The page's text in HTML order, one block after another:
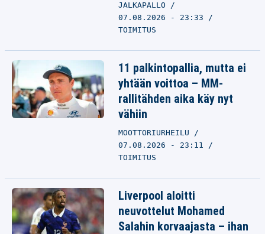
JALKAPALLO
07.08.2026 - 23:33
TOIMITUS
11 palkintopallia, mutta ei
yhtään voittoa – MM-
rallitähden aika käy nyt
vähiin
MOOTTORIURHEILU
07.08.2026 - 23:11
TOIMITUS
Liverpool aloitti
neuvottelut Mohamed
Salahin korvaajasta – ihan